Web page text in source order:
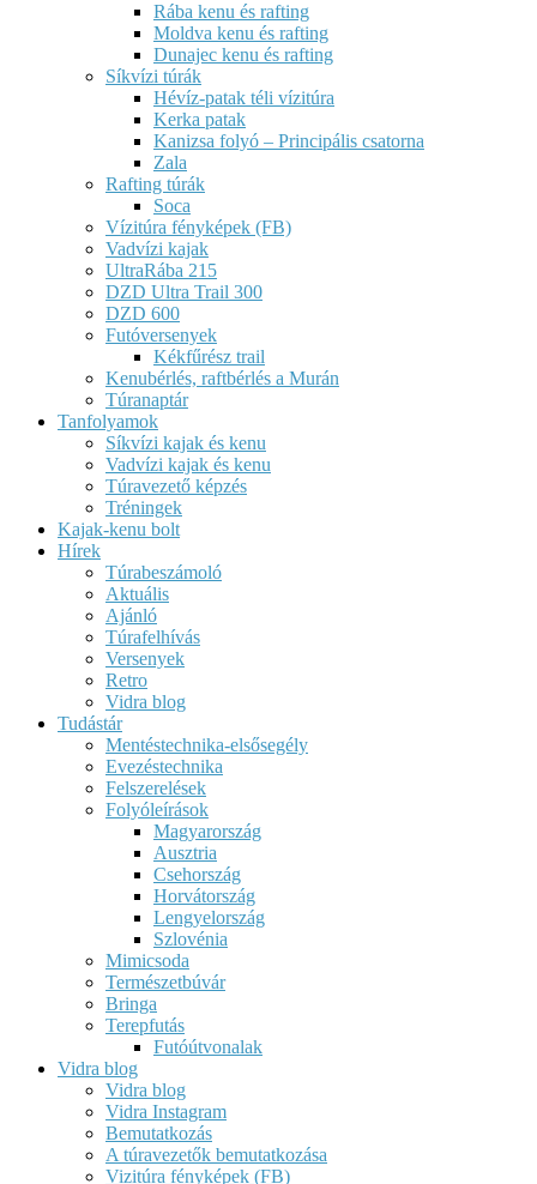
Rába kenu és rafting
Moldva kenu és rafting
Dunajec kenu és rafting
Síkvízi túrák
Hévíz-patak téli vízitúra
Kerka patak
Kanizsa folyó – Principális csatorna
Zala
Rafting túrák
Soca
Vízitúra fényképek (FB)
Vadvízi kajak
UltraRába 215
DZD Ultra Trail 300
DZD 600
Futóversenyek
Kékfűrész trail
Kenubérlés, raftbérlés a Murán
Túranaptár
Tanfolyamok
Síkvízi kajak és kenu
Vadvízi kajak és kenu
Túravezető képzés
Tréningek
Kajak-kenu bolt
Hírek
Túrabeszámoló
Aktuális
Ajánló
Túrafelhívás
Versenyek
Retro
Vidra blog
Tudástár
Mentéstechnika-elsősegély
Evezéstechnika
Felszerelések
Folyóleírások
Magyarország
Ausztria
Csehország
Horvátország
Lengyelország
Szlovénia
Mimicsoda
Természetbúvár
Bringa
Terepfutás
Futóútvonalak
Vidra blog
Vidra blog
Vidra Instagram
Bemutatkozás
A túravezetők bemutatkozása
Vizitúra fényképek (FB)